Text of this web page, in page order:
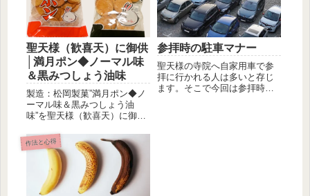
聖天様（歓喜天）に御供
│満月ポン◆ノーマル味
＆黒みつしょう油味
製造：松岡製菓”満月ポン◆ノ
ーマル味＆黒みつしょう油
味”を聖天様（歓喜天）に御供
料名：...
参拝時の駐車マナー
聖天様の寺院へ自家用車で参
拝に行かれる人は多いと存じ
ます。そこで今回は参拝時の
作法と心得